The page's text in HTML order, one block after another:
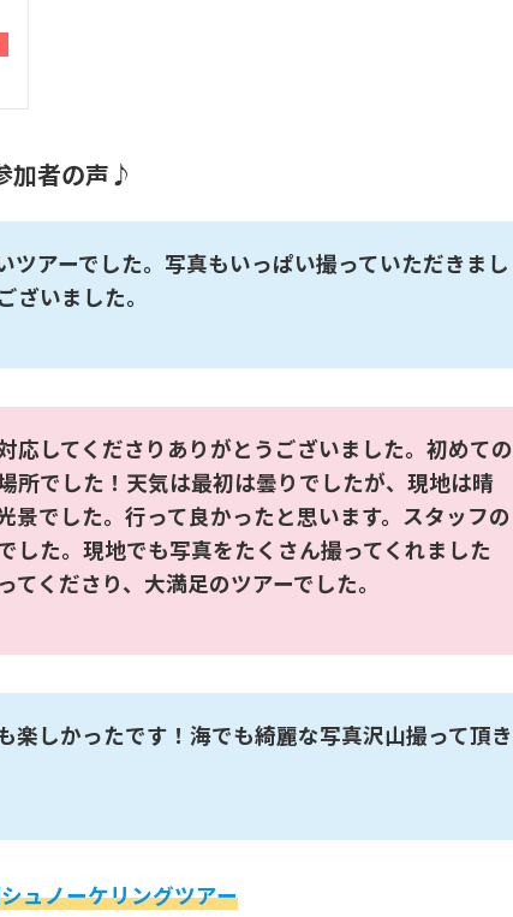
加者の声♪
ツアーでした。写真もいっぱい撮っていただきまし
ざいました。
応してくださりありがとうございました。初めての
所でした！天気は最初は曇りでしたが、現地は晴
景でした。行って良かったと思います。スタッフの
した。現地でも写真をたくさん撮ってくれました
くださり、大満足のツアーでした。
楽しかったです！海でも綺麗な写真沢山撮って頂き
ュノーケリングツアー